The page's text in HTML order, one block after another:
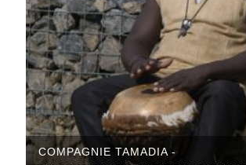
COMPAGNIE TAMADIA -